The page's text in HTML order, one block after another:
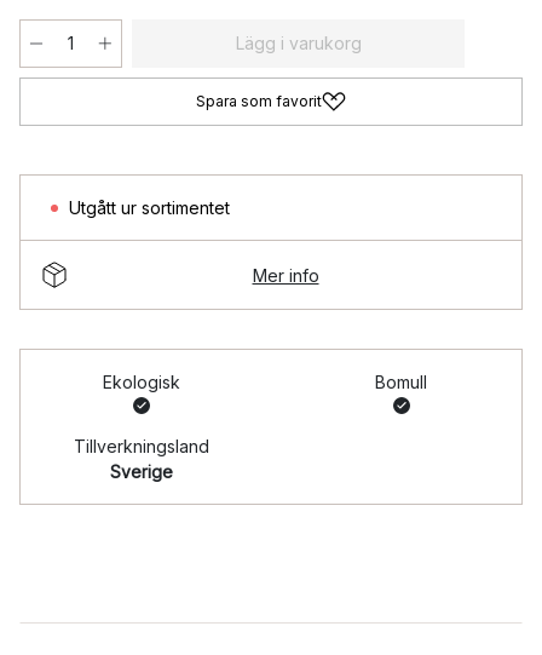
Lägg i varukorg
Spara som favorit
Utgått ur sortimentet
Mer info
Ekologisk Bomull
Tillverkningsland
Sverige